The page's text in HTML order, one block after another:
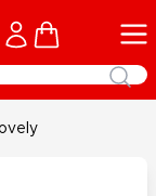
Cart